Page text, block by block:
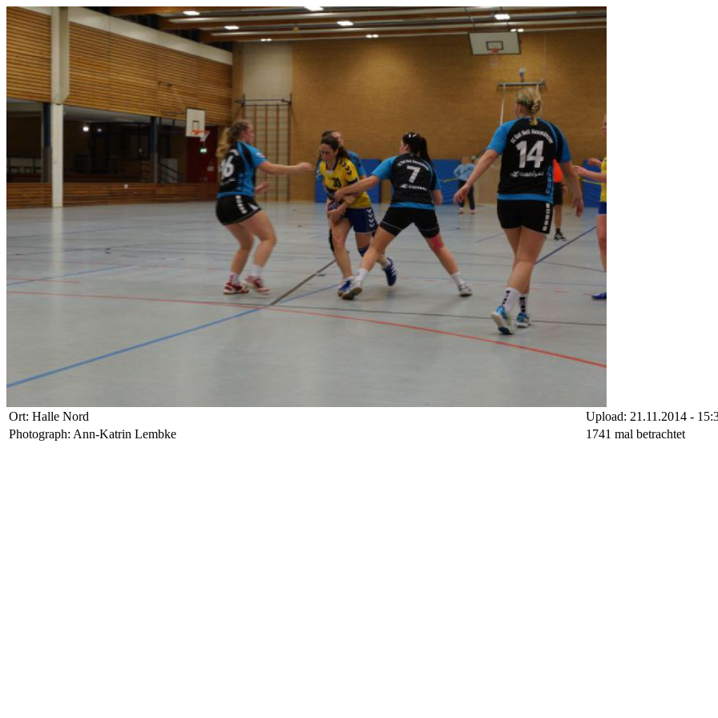
Ort: Halle Nord
Upload: 21.11.2014 -
Photograph: Ann-Katrin Lembke
1741 mal betrachtet